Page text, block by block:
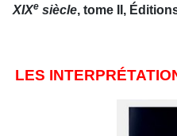
XIXe siècle, tome II,
LES